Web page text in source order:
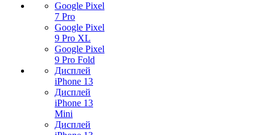
Google Pixel
7 Pro
Google Pixel
9 Pro XL
Google Pixel
9 Pro Fold
Дисплей
iPhone 13
Дисплей
iPhone 13
Mini
Дисплей